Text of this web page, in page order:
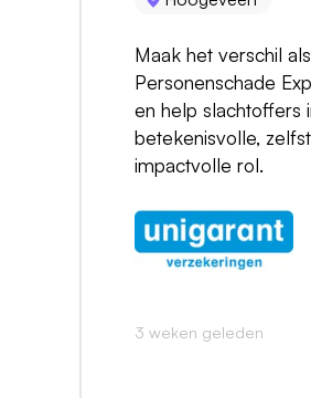
Maak het verschil
Personenschade
en help slachtoffers
betekenisvolle,
impactvolle rol.
3 weken geleden